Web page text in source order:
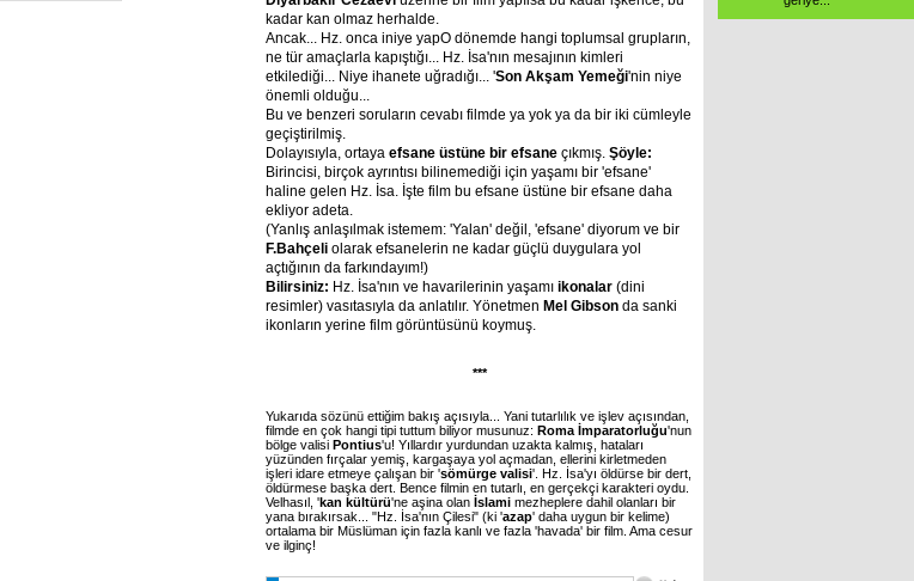
kadar kan olmaz herhalde.
Ancak... Hz. onca iniye yapO dönemde hangi toplumsal grupların,
ne tür amaçlarla kapıştığı... Hz. İsa'nın mesajının kimleri
etkilediği... Niye ihanete uğradığı... 'Son Akşam Yemeği'nin niye
önemli olduğu...
Bu ve benzeri soruların cevabı filmde ya yok ya da bir iki cümleyle
geçiştirilmiş.
Dolayısıyla, ortaya efsane üstüne bir efsane çıkmış. Şöyle:
Birincisi, birçok ayrıntısı bilinemediği için yaşamı bir 'efsane'
haline gelen Hz. İsa. İşte film bu efsane üstüne bir efsane daha
ekliyor adeta.
(Yanlış anlaşılmak istemem: 'Yalan' değil, 'efsane' diyorum ve bir
F.Bahçeli olarak efsanelerin ne kadar güçlü duygulara yol
açtığının da farkındayım!)
Bilirsiniz: Hz. İsa'nın ve havarilerinin yaşamı ikonalar (dini
resimler) vasıtasıyla da anlatılır. Yönetmen Mel Gibson da sanki
ikonların yerine film görüntüsünü koymuş.
***
Yukarıda sözünü ettiğim bakış açısıyla... Yani tutarlılık ve işlev açısından,
filmde en çok hangi tipi tuttum biliyor musunuz: Roma İmparatorluğu'nun
bölge valisi Pontius'u! Yıllardır yurdundan uzakta kalmış, hataları
yüzünden fırçalar yemiş, kargaşaya yol açmadan, ellerini kirletmeden
işleri idare etmeye çalışan bir 'sömürge valisi'. Hz. İsa'yı öldürse bir dert,
öldürmese başka dert. Bence filmin en tutarlı, en gerçekçi karakteri oydu.
Velhasıl, 'kan kültürü'ne aşina olan İslami mezheplere dahil olanları bir
yana bırakırsak... "Hz. İsa'nın Çilesi" (ki 'azap' daha uygun bir kelime)
ortalama bir Müslüman için fazla kanlı ve fazla 'havada' bir film. Ama cesur
ve ilginç!